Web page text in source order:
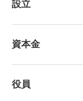
設立
資本金
役員